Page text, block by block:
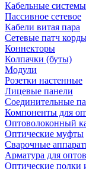
Кабельные системы
Пассивное сетевое
Кабели витая пара
Сетевые патч
Коннекторы
Колпачки (буты)
Модули
Розетки настенные
Лицевые панели
Соединительные
Компоненты для
Оптоволоконный
Оптические муфты
Сварочные
Арматура для
Оптические полки